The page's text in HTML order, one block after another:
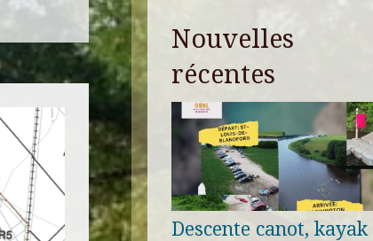
Nouvelles
récentes
Descente canot, kayak